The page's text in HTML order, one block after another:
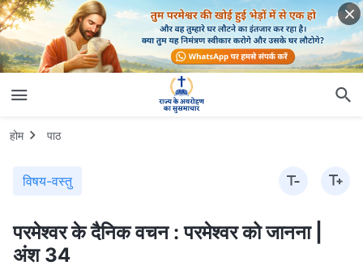
होम पाठ
विषय-वस्तु
परमेश्वर के दैनिक वचन : परमेश्वर को जानना |
अंश 34